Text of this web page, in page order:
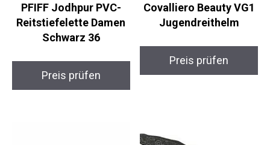
PFIFF Jodhpur PVC-
Reitstiefelette Damen
Schwarz 36
Preis prüfen
Covalliero Beauty VG1
Jugendreithelm
Preis prüfen